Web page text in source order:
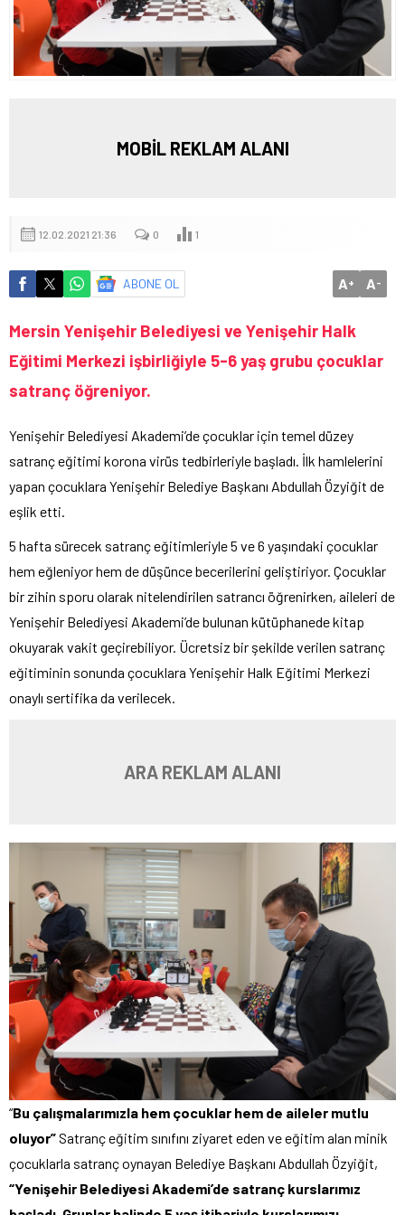
MOBİL REKLAM ALANI
12.02.2021 21:36 0 1
ABONE OL A+ A-
Mersin Yenişehir Belediyesi ve Yenişehir Halk
Eğitimi Merkezi işbirliğiyle 5-6 yaş grubu çocuklar
satranç öğreniyor.
Yenişehir Belediyesi Akademi’de çocuklar için temel düzey
satranç eğitimi korona virüs tedbirleriyle başladı. İlk hamlelerini
yapan çocuklara Yenişehir Belediye Başkanı Abdullah Özyiğit de
eşlik etti.
5 hafta sürecek satranç eğitimleriyle 5 ve 6 yaşındaki çocuklar
hem eğleniyor hem de düşünce becerilerini geliştiriyor. Çocuklar
bir zihin sporu olarak nitelendirilen satrancı öğrenirken, aileleri de
Yenişehir Belediyesi Akademi’de bulunan kütüphanede kitap
okuyarak vakit geçirebiliyor. Ücretsiz bir şekilde verilen satranç
eğitiminin sonunda çocuklara Yenişehir Halk Eğitimi Merkezi
onaylı sertifika da verilecek.
ARA REKLAM ALANI
“Bu çalışmalarımızla hem çocuklar hem de aileler mutlu
oluyor”Satranç eğitim sınıfını ziyaret eden ve eğitim alan minik
çocuklarla satranç oynayan Belediye Başkanı Abdullah Özyiğit,
“Yenişehir Belediyesi Akademi’de satranç kurslarımız